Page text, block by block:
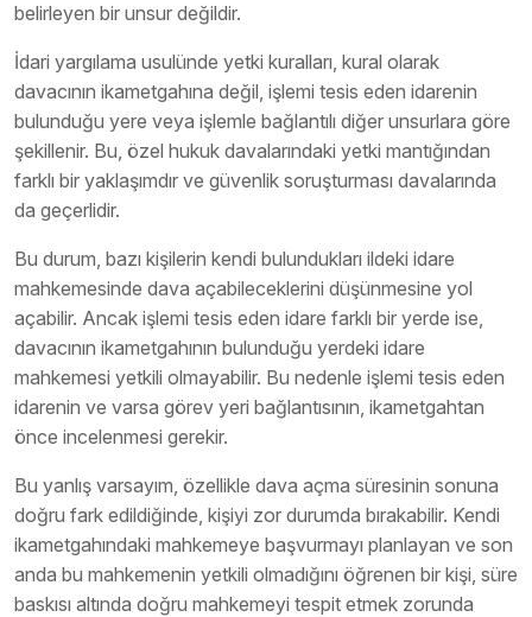
belirleyen bir unsur değildir.
İdari yargılama usulünde yetki kuralları, kural olarak
davacının ikametgahına değil, işlemi tesis eden idarenin
bulunduğu yere veya işlemle bağlantılı diğer unsurlara göre
şekillenir. Bu, özel hukuk davalarındaki yetki mantığından
farklı bir yaklaşımdır ve güvenlik soruşturması davalarında
da geçerlidir.
Bu durum, bazı kişilerin kendi bulundukları ildeki idare
mahkemesinde dava açabileceklerini düşünmesine yol
açabilir. Ancak işlemi tesis eden idare farklı bir yerde ise,
davacının ikametgahının bulunduğu yerdeki idare
mahkemesi yetkili olmayabilir. Bu nedenle işlemi tesis eden
idarenin ve varsa görev yeri bağlantısının, ikametgahtan
önce incelenmesi gerekir.
Bu yanlış varsayım, özellikle dava açma süresinin sonuna
doğru fark edildiğinde, kişiyi zor durumda bırakabilir. Kendi
ikametgahındaki mahkemeye başvurmayı planlayan ve son
anda bu mahkemenin yetkili olmadığını öğrenen bir kişi, süre
baskısı altında doğru mahkemeyi tespit etmek zorunda